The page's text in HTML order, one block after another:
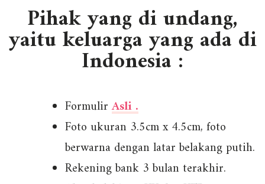
Pihak yang di undang,
yaitu keluarga yang ada di
Indonesia :
Formulir Asli .
Foto ukuran 3.5cm x 4.5cm, foto
berwarna dengan latar belakang putih.
Rekening bank 3 bulan terakhir.